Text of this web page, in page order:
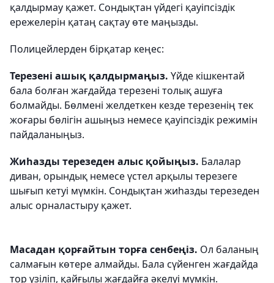
қалдырмау қажет. Сондықтан үйдегі қауіпсіздік
ережелерін қатаң сақтау өте маңызды.
Полицейлерден бірқатар кеңес:
Терезені ашық қалдырмаңыз. Үйде кішкентай
бала болған жағдайда терезені толық ашуға
болмайды. Бөлмені желдеткен кезде терезенің тек
жоғары бөлігін ашыңыз немесе қауіпсіздік режимін
пайдаланыңыз.
Жиһазды терезеден алыс қойыңыз. Балалар
диван, орындық немесе үстел арқылы терезеге
шығып кетуі мүмкін. Сондықтан жиһазды терезеден
алыс орналастыру қажет.
Масадан қорғайтын торға сенбеңіз. Ол баланың
салмағын көтере алмайды. Бала сүйенген жағдайда
тор үзіліп, қайғылы жағдайға әкелуі мүмкін.